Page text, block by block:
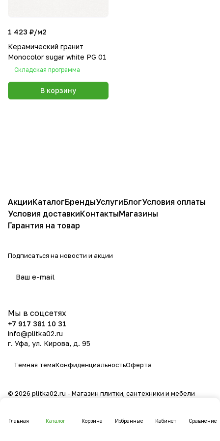
1 423 ₽/м2
Керамический гранит
Monocolor sugar white PG 01
Складская программа
В корзину
Главная Каталог Корзина Избранные Кабинет Сравнение
АкцииКаталогБрендыУслугиБлогУсловия оплаты
Условия доставкиКонтактыМагазины
Гарантия на товар
Подписаться на новости и акции
Мы в соцсетях
+7 917 381 10 31
info@plitka02.ru
г. Уфа, ул. Кирова, д. 95
Темная темаКонфиденциальностьОферта
© 2026 plitka02.ru - Магазин плитки, сантехники и мебели